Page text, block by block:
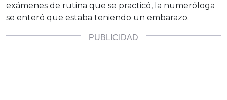
exámenes de rutina que se practicó, la numeróloga
se enteró que estaba teniendo un embarazo.